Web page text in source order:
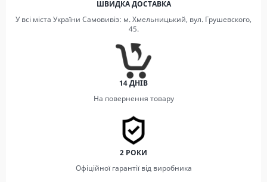
ШВИДКА ДОСТАВКА
У всі міста України Самовивіз: м. Хмельницький, вул. Грушевского,
45.
14 ДНІВ
На повернення товару
2 РОКИ
Офіційної гарантії від виробника